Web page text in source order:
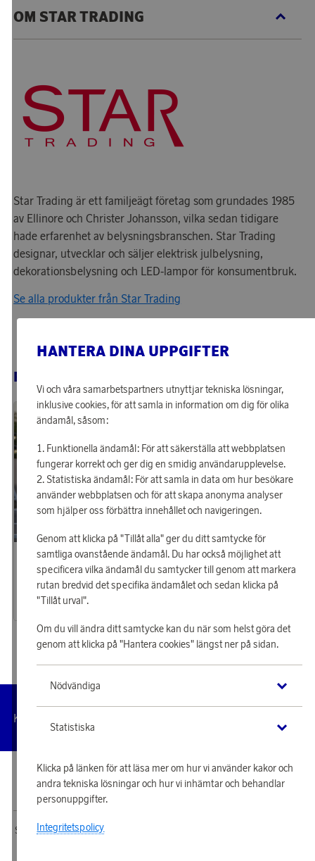
OM STAR TRADING
Star Trading är ett familjeägt företag som grundades 1985
av Ellinore och Christer Johansson, vilka sedan tidigare
hade erfarenhet av belysningsbranschen. Star Trading
designar, utvecklar och säljer elektrisk julbelysning,
dekorationsbelysning och LED-lampor för konsumentbruk.
Se alla produkter från Star Trading
RELATERADE PRODUKTER
Star Trading
Tjäna 340 poäng
Ljusslinga Circus
10 950 poäng
339 kr
Star Trading
Tjäna 156 poäng
Solcells-ljusslinga Glow
HANTERA DINA UPPGIFTER
Vi och våra samarbetspartners utnyttjar tekniska lösningar,
inklusive cookies, för att samla in information om dig för olika
ändamål, såsom:
Funktionella ändamål: För att säkerställa att webbplatsen
fungerar korrekt och ger dig en smidig användarupplevelse.
Statistiska ändamål: För att samla in data om hur besökare
använder webbplatsen och för att skapa anonyma analyser
som hjälper oss förbättra innehållet och navigeringen.
Genom att klicka på "Tillåt alla" ger du ditt samtycke för
samtliga ovanstående ändamål. Du har också möjlighet att
specificera vilka ändamål du samtycker till genom att markera
rutan bredvid det specifika ändamålet och sedan klicka på
"Tillåt urval".
Om du vill ändra ditt samtycke kan du när som helst göra det
genom att klicka på "Hantera cookies" längst ner på sidan.
Nödvändiga
Statistiska
Klicka på länken för att läsa mer om hur vi använder kakor och
andra tekniska lösningar och hur vi inhämtar och behandlar
personuppgifter.
Integritetspolicy
Kundservice
© 2026 Scandinavian Airlines System-Denmark-Norway-Sweden, org.nr
902001-7720, 195 87 Stockholm
SAS EuroBonus webbshop drivs av Awardit CLS AB. Copyright © 2026 Awardit